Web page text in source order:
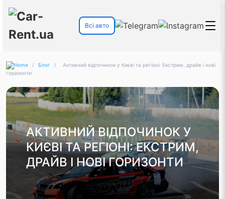
Всі авто
/ Блог /
Активний відпочинок у Києві та регіоні: Екстрим, драйв і нові
горизонти
АКТИВНИЙ ВІДПОЧИНОК У
КИЄВІ ТА РЕГІОНІ: ЕКСТРИМ,
ДРАЙВ І НОВІ ГОРИЗОНТИ